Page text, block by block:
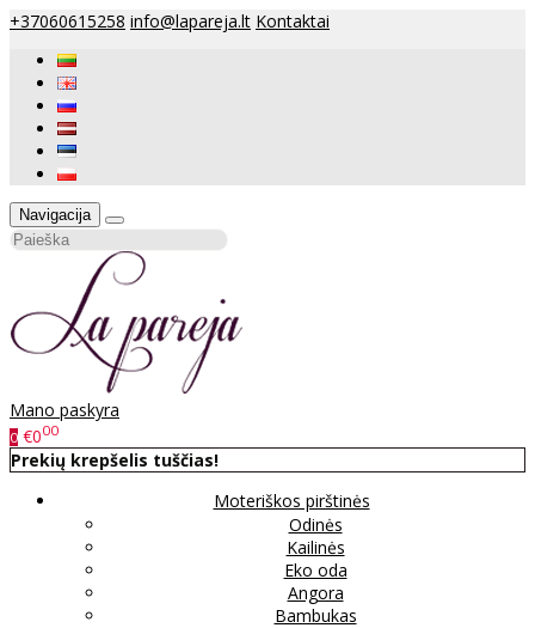
+37060615258 info@lapareja.lt Kontaktai
Navigacija
Mano paskyra
0 €000
Prekių krepšelis tuščias!
Moteriškos pirštinės
Odinės
Kailinės
Eko oda
Angora
Bambukas